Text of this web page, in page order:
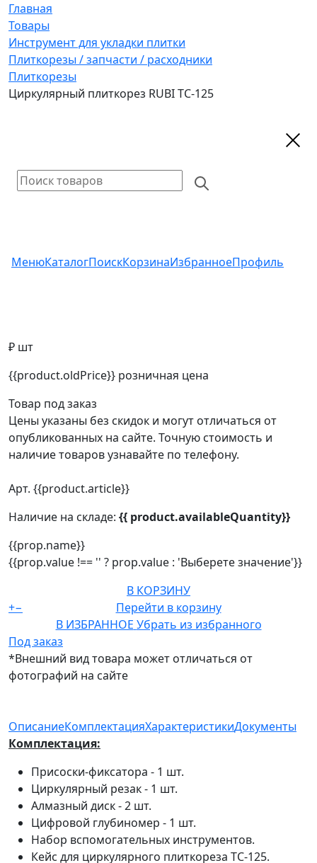
Главная
Товары
Инструмент для укладки плитки
Плиткорезы / запчасти / расходники
Плиткорезы
Циркулярный плиткорез RUBI TC-125
МенюКаталогПоискКорзинаИзбранноеПрофиль
₽ шт
{{product.oldPrice}} розничная цена
Товар под заказ
Цены указаны без скидок и могут отличаться от
опубликованных на сайте. Точную стоимость и
наличие товаров узнавайте по телефону.
Арт. {{product.article}}
Наличие на складе: {{ product.availableQuantity}}
{{prop.name}}
{{prop.value !== '' ? prop.value : 'Выберете значение'}}
В КОРЗИНУ
+−
Перейти в корзину
В ИЗБРАННОЕ Убрать из избранного
Под заказ
*Внешний вид товара может отличаться от
фотографий на сайте
ОписаниеКомплектацияХарактеристикиДокументы
Комплектация:
Присоски-фиксатора - 1 шт.
Циркулярный резак - 1 шт.
Алмазный диск - 2 шт.
Цифровой глубиномер - 1 шт.
Набор вспомогательных инструментов.
Кейс для циркулярного плиткореза ТС-125.